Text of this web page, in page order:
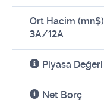
Ort Hacim (mn$)
3A/12A
Piyasa Değeri
Net Borç